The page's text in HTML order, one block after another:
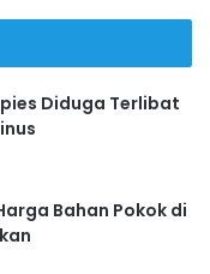
Diduga Terlibat
Bahan Pokok di